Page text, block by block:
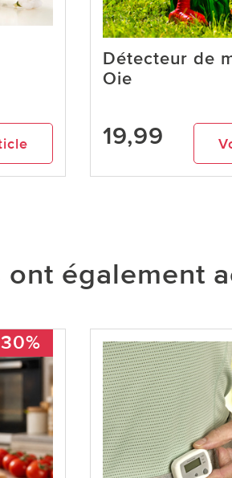
Détecteur de
Oie
19,99
également